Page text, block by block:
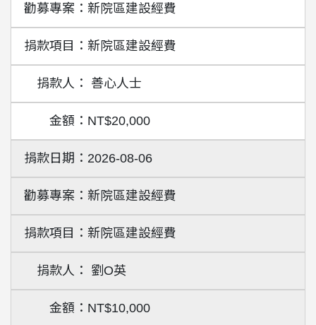
新院區建設經費
新院區建設經費
善心人士
NT$20,000
2026-08-06
新院區建設經費
新院區建設經費
劉O英
NT$10,000